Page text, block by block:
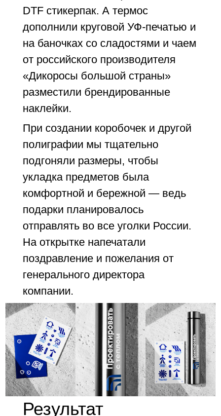
DTF стикерпак. А термос
дополнили круговой УФ-печатью и
на баночках со сладостями и чаем
от российского производителя
«Дикоросы большой страны»
разместили брендированные
наклейки.
При создании коробочек и другой
полиграфии мы тщательно
подгоняли размеры, чтобы
укладка предметов была
комфортной и бережной — ведь
подарки планировалось
отправлять во все уголки России.
На открытке напечатали
поздравление и пожелания от
генерального директора
компании.
Результат